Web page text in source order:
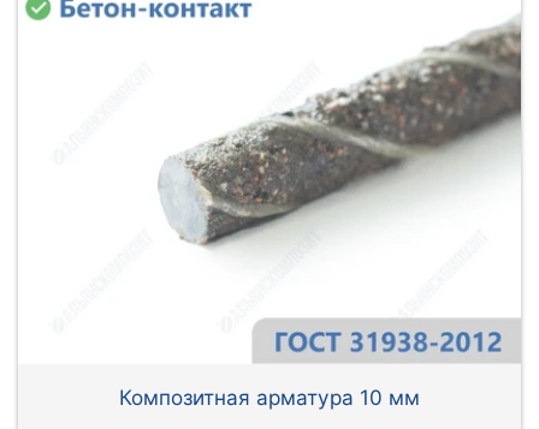
Композитная арматура 10 мм